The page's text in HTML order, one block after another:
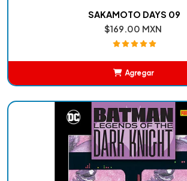
SAKAMOTO DAYS 09
$169.00 MXN
Agregar